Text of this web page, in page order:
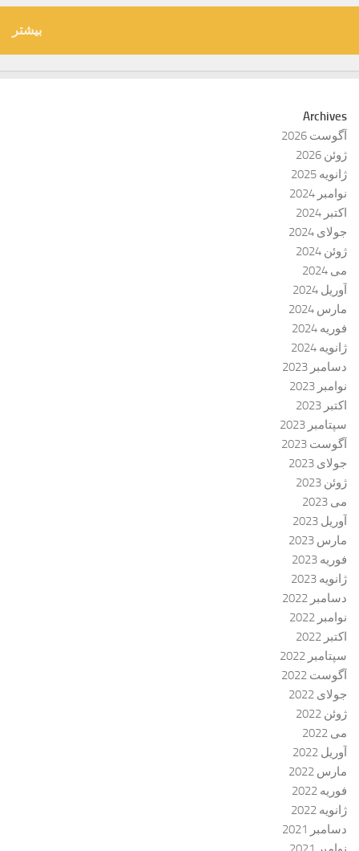
بیشتر
Archives
آگوست 2026
ژوئن 2026
ژانویه 2025
نوامبر 2024
اکتبر 2024
جولای 2024
ژوئن 2024
می 2024
آوریل 2024
مارس 2024
فوریه 2024
ژانویه 2024
دسامبر 2023
نوامبر 2023
اکتبر 2023
سپتامبر 2023
آگوست 2023
جولای 2023
ژوئن 2023
می 2023
آوریل 2023
مارس 2023
فوریه 2023
ژانویه 2023
دسامبر 2022
نوامبر 2022
اکتبر 2022
سپتامبر 2022
آگوست 2022
جولای 2022
ژوئن 2022
می 2022
آوریل 2022
مارس 2022
فوریه 2022
ژانویه 2022
دسامبر 2021